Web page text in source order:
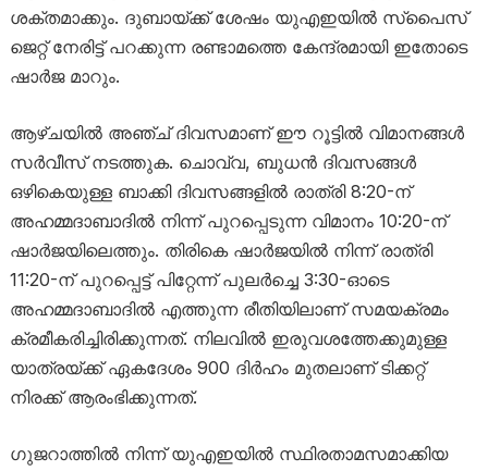
ശക്തമാക്കും. ദുബായ്ക്ക് ശേഷം യുഎഇയിൽ സ്പൈസ്
ജെറ്റ് നേരിട്ട് പറക്കുന്ന രണ്ടാമത്തെ കേന്ദ്രമായി ഇതോടെ
ഷാർജ മാറും.
ആഴ്ചയിൽ അഞ്ച് ദിവസമാണ് ഈ റൂട്ടിൽ വിമാനങ്ങൾ
സർവീസ് നടത്തുക. ചൊവ്വ, ബുധൻ ദിവസങ്ങൾ
ഒഴികെയുള്ള ബാക്കി ദിവസങ്ങളിൽ രാത്രി 8:20-ന്
അഹമ്മദാബാദിൽ നിന്ന് പുറപ്പെടുന്ന വിമാനം 10:20-ന്
ഷാർജയിലെത്തും. തിരികെ ഷാർജയിൽ നിന്ന് രാത്രി
11:20-ന് പുറപ്പെട്ട് പിറ്റേന്ന് പുലർച്ചെ 3:30-ഓടെ
അഹമ്മദാബാദിൽ എത്തുന്ന രീതിയിലാണ് സമയക്രമം
ക്രമീകരിച്ചിരിക്കുന്നത്. നിലവിൽ ഇരുവശത്തേക്കുമുള്ള
യാത്രയ്ക്ക് ഏകദേശം 900 ദിർഹം മുതലാണ് ടിക്കറ്റ്
നിരക്ക് ആരംഭിക്കുന്നത്.
ഗുജറാത്തിൽ നിന്ന് യുഎഇയിൽ സ്ഥിരതാമസമാക്കിയ